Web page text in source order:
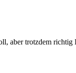
aber trotzdem